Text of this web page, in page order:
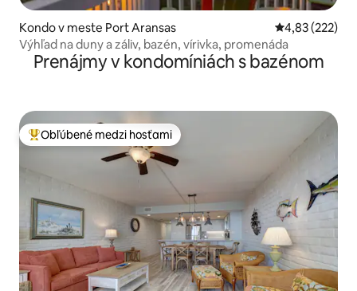
Kondo v meste Port Aransas Priemerné
4,83 (222)
Výhľad na duny a záliv, bazén, vírivka, promenáda
Prenájmy v kondomíniách s bazénom
Najobľúbenejšie medzi hosťami
Obľúbené medzi hosťami